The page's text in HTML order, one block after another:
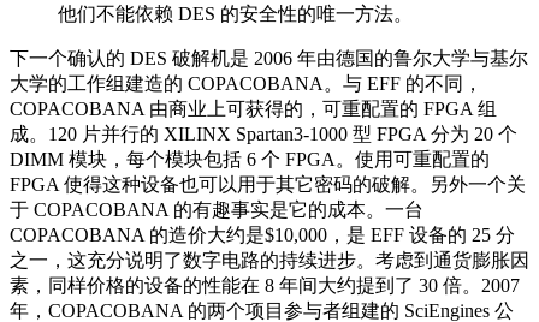
他们不能依赖 DES 的安全性的唯一方法。
下一个确认的 DES 破解机是 2006 年由德国的鲁尔大学与基尔
大学的工作组建造的 COPACOBANA。与 EFF 的不同，
COPACOBANA 由商业上可获得的，可重配置的 FPGA 组
成。120 片并行的 XILINX Spartan3-1000 型 FPGA 分为 20 个
DIMM 模块，每个模块包括 6 个 FPGA。使用可重配置的
FPGA 使得这种设备也可以用于其它密码的破解。另外一个关
于 COPACOBANA 的有趣事实是它的成本。一台
COPACOBANA 的造价大约是$10,000，是 EFF 设备的 25 分
之一，这充分说明了数字电路的持续进步。考虑到通货膨胀因
素，同样价格的设备的性能在 8 年间大约提到了 30 倍。2007
年，COPACOBANA 的两个项目参与者组建的 SciEngines 公